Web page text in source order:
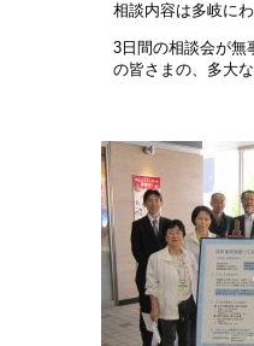
相談内容は多岐に
3日間の相談会が無
の皆さまの、多大